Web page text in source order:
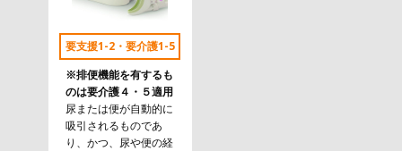
要支援1-2・要介護1-5
※排便機能を有するも
のは要介護４・５適用
尿または便が自動的に
吸引されるものであ
り、かつ、尿や便の経